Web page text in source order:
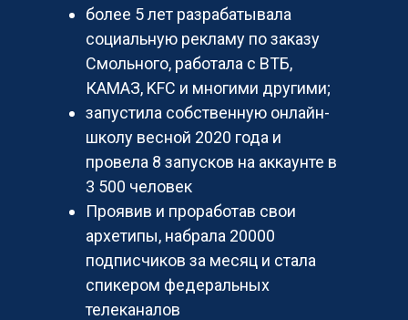
более 5 лет разрабатывала
социальную рекламу по заказу
Смольного, работала с ВТБ,
КАМАЗ, KFC и многими другими;
запустила собственную онлайн-
школу весной 2020 года и
провела 8 запусков на аккаунте в
3 500 человек
Проявив и проработав свои
архетипы, набрала 20000
подписчиков за месяц и стала
спикером федеральных
телеканалов